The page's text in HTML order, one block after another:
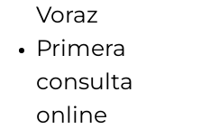
Voraz
Primera
consulta
online